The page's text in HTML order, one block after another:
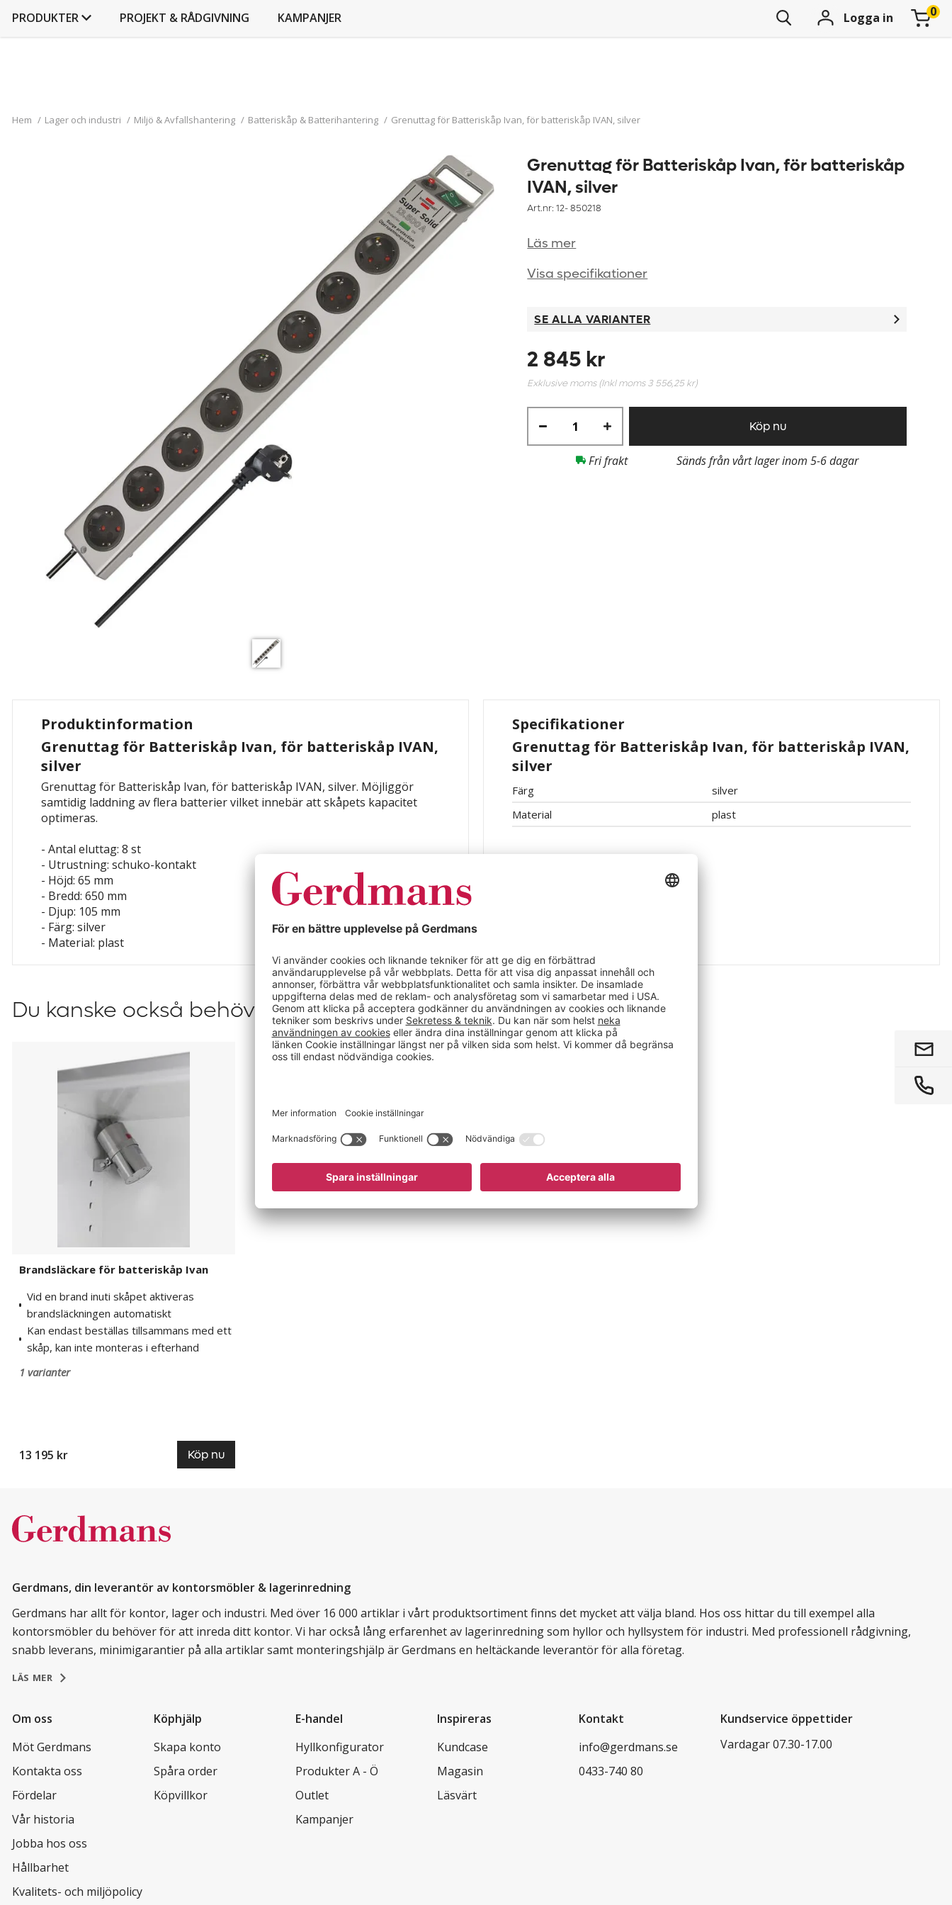
PRODUKTER PROJEKT & RÅDGIVNING KAMPANJER Logga in
Hem / Lager och industri / Miljö & Avfallshantering / Batteriskåp & Batterihantering / Grenuttag för Batteriskåp Ivan, för batteriskåp IVAN, silver
Grenuttag för Batteriskåp Ivan, för batteriskåp
IVAN, silver
Art.nr: 12-850218
Läs mer
Visa specifikationer
SE ALLA VARIANTER
2 845 kr
Exklusive moms (Inkl moms3 556,25 kr)
Köp nu
Fri frakt Sänds från vårt lager inom 5-6 dagar
Produktinformation
Grenuttag för Batteriskåp Ivan, för batteriskåp IVAN,
silver
Grenuttag för Batteriskåp Ivan, för batteriskåp IVAN, silver. Möjliggör
samtidig laddning av flera batterier vilket innebär att skåpets kapacitet
optimeras.
- Antal eluttag: 8 st
- Utrustning: schuko-kontakt
- Höjd: 65 mm
- Bredd: 650 mm
- Djup: 105 mm
- Färg: silver
- Material: plast
Specifikationer
Grenuttag för Batteriskåp Ivan, för batteriskåp IVAN,
silver
Färg
silver
Material
plast
Du kanske också behöver?
batteriskåp
Brandsläckare för batteriskåp Ivan
Vid en brand inuti skåpet aktiveras
brandsläckningen automatiskt
Kan endast beställas tillsammans med ett
skåp, kan inte monteras i efterhand
1 varianter
13 195 kr Köp nu
Gerdmans, din leverantör av kontorsmöbler & lagerinredning
Gerdmans har allt för kontor, lager och industri. Med över 16 000 artiklar i vårt produktsortiment finns det mycket att välja bland. Hos oss hittar du till exempel alla
kontorsmöbler du behöver för att inreda ditt kontor. Vi har också lång erfarenhet av lagerinredning som hyllor och hyllsystem för industri. Med professionell rådgivning,
snabb leverans, minimigarantier på alla artiklar samt monteringshjälp är Gerdmans en heltäckande leverantör för alla företag.
LÄS MER
Om oss
Möt Gerdmans
Kontakta oss
Fördelar
Vår historia
Jobba hos oss
Hållbarhet
Kvalitets- och miljöpolicy
Köphjälp
Skapa konto
Spåra order
Köpvillkor
E-handel
Hyllkonfigurator
Produkter A - Ö
Outlet
Kampanjer
Inspireras
Kundcase
Magasin
Läsvärt
Kontakt
info@gerdmans.se
0433-740 80
Kundservice öppettider
Vardagar 07.30-17.00